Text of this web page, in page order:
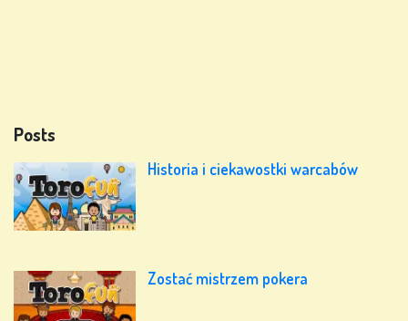
Posts
Historia i ciekawostki warcabów
Zostać mistrzem pokera